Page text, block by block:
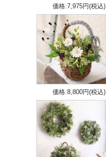
価格:7,975円(税込)
価格:8,800円(税込)